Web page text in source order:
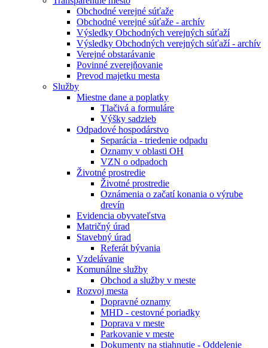
Obchodné verejné súťaže
Obchodné verejné súťaže - archív
Výsledky Obchodných verejných súťaží
Výsledky Obchodných verejných súťaží - archív
Verejné obstarávanie
Povinné zverejňovanie
Prevod majetku mesta
Služby
Miestne dane a poplatky
Tlačivá a formuláre
Výšky sadzieb
Odpadové hospodárstvo
Separácia - triedenie odpadu
Oznamy v oblasti OH
VZN o odpadoch
Životné prostredie
Životné prostredie
Oznámenia o začatí konania o výrube
drevín
Evidencia obyvateľstva
Matričný úrad
Stavebný úrad
Referát bývania
Vzdelávanie
Komunálne služby
Obchod a služby v meste
Rozvoj mesta
Dopravné oznamy
MHD - cestovné poriadky
Doprava v meste
Parkovanie v meste
Dokumenty na stiahnutie - Oddelenie